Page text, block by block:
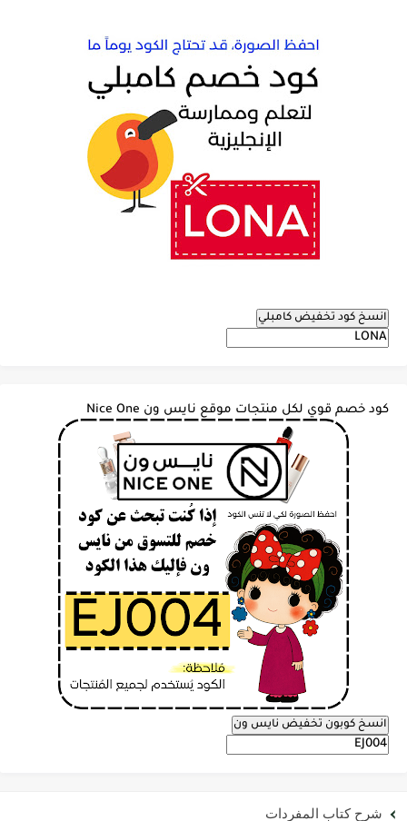
انسخ كود تخفيض كامبلي
كود خصم قوي لكل منتجات موقع نايس ون Nice One
انسخ كوبون تخفيض نايس ون
شرح كتاب المفردات